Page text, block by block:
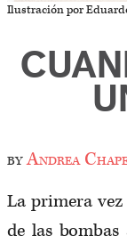
Ilustración por
byAndrea
La primera
de las